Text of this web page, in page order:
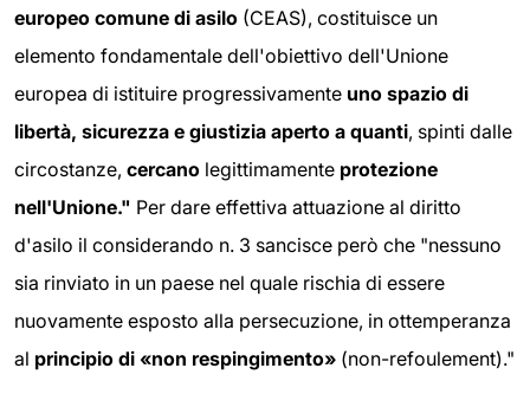
europeo comune di asilo (CEAS), costituisce un
elemento fondamentale dell'obiettivo dell'Unione
europea di istituire progressivamente uno spazio di
libertà, sicurezza e giustizia aperto a quanti, spinti dalle
circostanze, cercano legittimamente protezione
nell'Unione." Per dare effettiva attuazione al diritto
d'asilo il considerando n. 3 sancisce però che "nessuno
sia rinviato in un paese nel quale rischia di essere
nuovamente esposto alla persecuzione, in ottemperanza
al principio di «non respingimento» (non-refoulement)."